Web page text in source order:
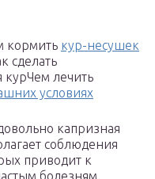
кормить кур-несушек
сделать
курЧем лечить
условиях
капризная
соблюдения
приводит к
болезням,